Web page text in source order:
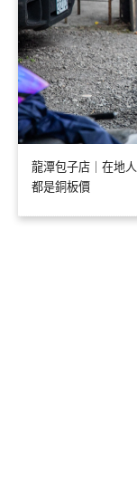
龍潭包子店｜在地
都是銅板價